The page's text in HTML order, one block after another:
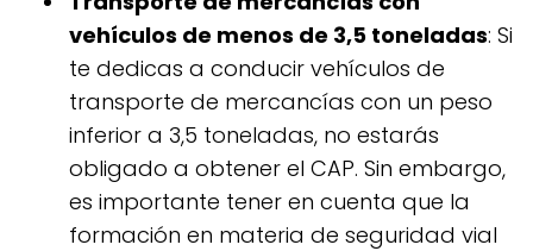
vehículos de menos de 3,5 toneladas: Si
te dedicas a conducir vehículos de
transporte de mercancías con un peso
inferior a 3,5 toneladas, no estarás
obligado a obtener el CAP. Sin embargo,
es importante tener en cuenta que la
formación en materia de seguridad vial